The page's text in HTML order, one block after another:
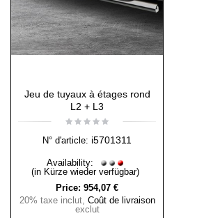
Jeu de tuyaux à étages rond
L2 + L3
N° d'article: i5701311
Availability:
(in Kürze wieder verfügbar)
Price: 954,07 €
20% taxe inclut, Coût de livraison
exclut